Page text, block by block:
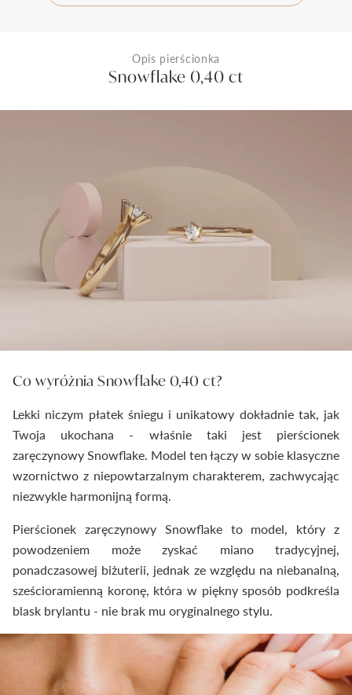
Opis pierścionka
Snowflake 0,40 ct
Co wyróżnia Snowflake 0,40 ct?
Lekki niczym płatek śniegu i unikatowy dokładnie tak, jak
Twoja ukochana - właśnie taki jest pierścionek
zaręczynowy Snowflake. Model ten łączy w sobie klasyczne
wzornictwo z niepowtarzalnym charakterem, zachwycając
niezwykle harmonijną formą.
Pierścionek zaręczynowy Snowflake to model, który z
powodzeniem może zyskać miano tradycyjnej,
ponadczasowej biżuterii, jednak ze względu na niebanalną,
sześcioramienną koronę, która w piękny sposób podkreśla
blask brylantu - nie brak mu oryginalnego stylu.